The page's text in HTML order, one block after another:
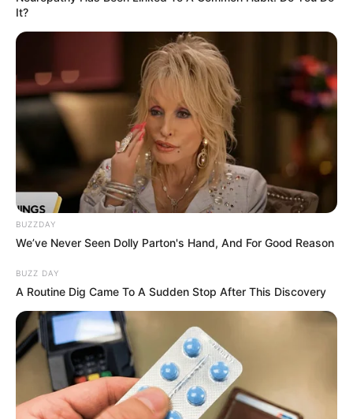
Suchen:
Auf einigen Seiten dieses Projektes sind Affiliate-
Angebote integriert. Wenn etwas darüber gebucht oder
gekauft wird, ist das eine Unterstützung, ohne dass sich
dadurch der Preis ändert.
It?
BUZZDAY
We’ve Never Seen Dolly Parton's Hand, And For Good Reason
BUZZ DAY
A Routine Dig Came To A Sudden Stop After This Discovery